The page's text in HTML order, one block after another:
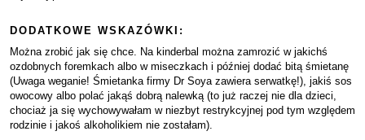
DODATKOWE WSKAZÓWKI:
Można zrobić jak się chce. Na kinderbal można zamrozić w jakichś
ozdobnych foremkach albo w miseczkach i później dodać bitą śmietanę
(Uwaga weganie! Śmietanka firmy Dr Soya zawiera serwatkę!), jakiś sos
owocowy albo polać jakąś dobrą nalewką (to już raczej nie dla dzieci,
chociaż ja się wychowywałam w niezbyt restrykcyjnej pod tym względem
rodzinie i jakoś alkoholikiem nie zostałam).